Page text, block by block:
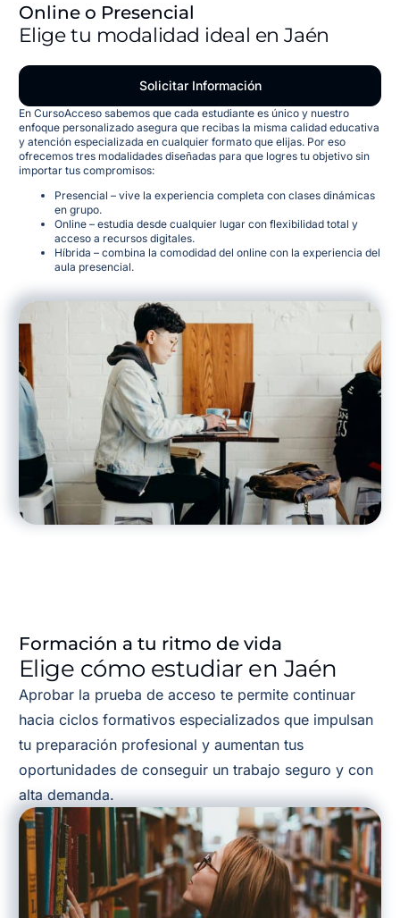
Online o Presencial
Elige tu modalidad ideal en Jaén
Solicitar Información
En CursoAcceso sabemos que cada estudiante es único y nuestro
enfoque personalizado asegura que recibas la misma calidad educativa
y atención especializada en cualquier formato que elijas. Por eso
ofrecemos tres modalidades diseñadas para que logres tu objetivo sin
importar tus compromisos:
Presencial – vive la experiencia completa con clases dinámicas
en grupo.
Online – estudia desde cualquier lugar con flexibilidad total y
acceso a recursos digitales.
Híbrida – combina la comodidad del online con la experiencia del
aula presencial.
Formación a tu ritmo de vida
Elige cómo estudiar en Jaén
Aprobar la prueba de acceso te permite continuar
hacia ciclos formativos especializados que impulsan
tu preparación profesional y aumentan tus
oportunidades de conseguir un trabajo seguro y con
alta demanda.